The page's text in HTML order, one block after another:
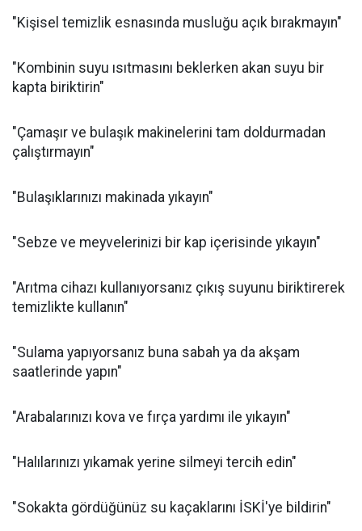
"Kişisel temizlik esnasında musluğu açık bırakmayın"
"Kombinin suyu ısıtmasını beklerken akan suyu bir
kapta biriktirin"
"Çamaşır ve bulaşık makinelerini tam doldurmadan
çalıştırmayın"
"Bulaşıklarınızı makinada yıkayın"
"Sebze ve meyvelerinizi bir kap içerisinde yıkayın"
"Arıtma cihazı kullanıyorsanız çıkış suyunu biriktirerek
temizlikte kullanın"
"Sulama yapıyorsanız buna sabah ya da akşam
saatlerinde yapın"
"Arabalarınızı kova ve fırça yardımı ile yıkayın"
"Halılarınızı yıkamak yerine silmeyi tercih edin"
"Sokakta gördüğünüz su kaçaklarını İSKİ'ye bildirin"